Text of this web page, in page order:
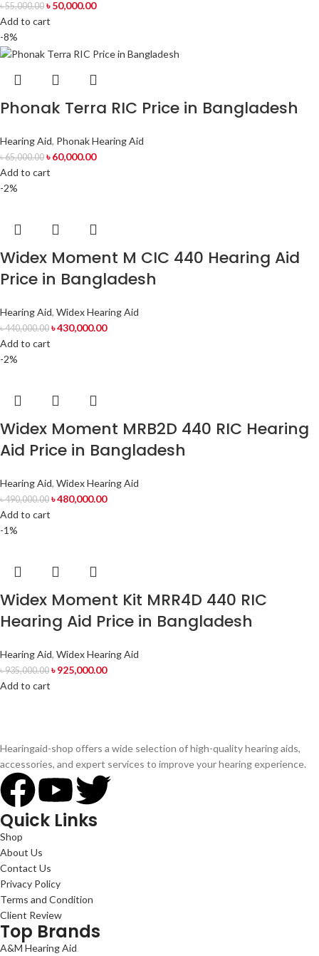
৳55,000.00 ৳50,000.00
Add to cart
-8%
Phonak Terra RIC Price in Bangladesh
Hearing Aid, Phonak Hearing Aid
৳65,000.00 ৳60,000.00
Add to cart
-2%
Widex Moment M CIC 440 Hearing Aid
Price in Bangladesh
Hearing Aid, Widex Hearing Aid
৳440,000.00 ৳430,000.00
Add to cart
-2%
Widex Moment MRB2D 440 RIC Hearing
Aid Price in Bangladesh
Hearing Aid, Widex Hearing Aid
৳490,000.00 ৳480,000.00
Add to cart
-1%
Widex Moment Kit MRR4D 440 RIC
Hearing Aid Price in Bangladesh
Hearing Aid, Widex Hearing Aid
৳935,000.00 ৳925,000.00
Add to cart
Hearingaid-shop offers a wide selection of high-quality hearing aids,
accessories, and expert services to improve your hearing experience.
Quick Links
Shop
About Us
Contact Us
Privacy Policy
Terms and Condition
Client Review
Top Brands
A&M Hearing Aid